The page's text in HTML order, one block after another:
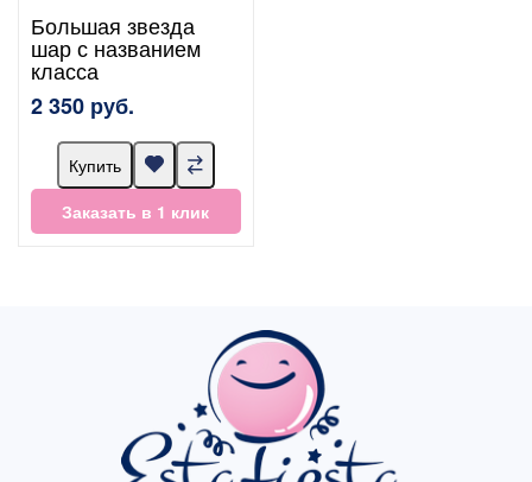
Большая звезда
шар с названием
класса
2 350 руб.
Купить
Заказать в 1 клик